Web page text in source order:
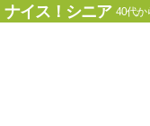
ナイス！シニア 40代か